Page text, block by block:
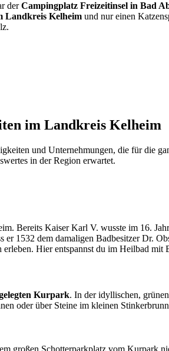
derCampingplatz Freizeitinsel in Bad
Landkreis Kelheim und nur einen
im Landkreis Kelheim
und Unternehmungen, die für die
in der Region erwartet.
Bereits Kaiser Karl V. wusste im 16.
er 1532 dem damaligen Badbesitzer Dr.
erleben. Hier entspannst du im Heilbad
Kurpark. In der idyllischen,
oder über Steine im kleinen
großen Schotterparkplatz vom